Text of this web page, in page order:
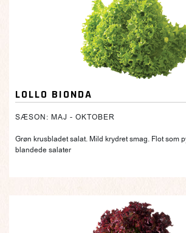
LOLLO BIONDA
SÆSON: MAJ - OKTOBER
Grøn krusbladet salat. Mild krydret smag. Flot som
blandede salater